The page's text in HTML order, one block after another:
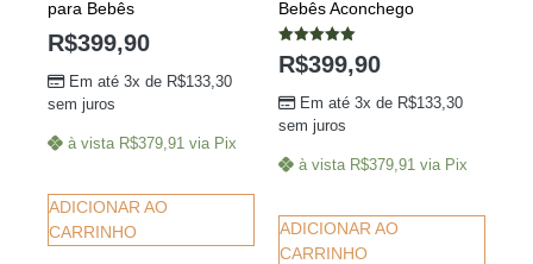
para Bebês
R$399,90
Em até 3x de R$133,30
sem juros
à vista R$379,91 via Pix
ADICIONAR AO
CARRINHO
Bebês Aconchego
Avaliação
5.00
R$399,90
Em até 3x de R$133,30
sem juros
à vista R$379,91 via Pix
ADICIONAR AO
CARRINHO